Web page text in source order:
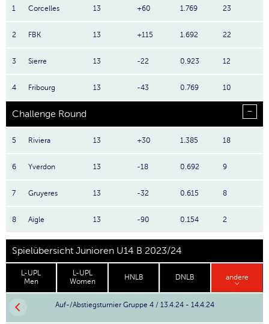
1 Corcelles 13 +60 1.769 23
2 FBK 13 +115 1.692 22
3 Sierre 13 -22 0.923 12
4 Fribourg 13 -43 0.769 10
Challenge Round
5 Riviera 13 +30 1.385 18
6 Yverdon 13 -18 0.692 9
7 Gruyeres 13 -32 0.615 8
8 Aigle 13 -90 0.154 2
Spielübersicht Junioren U14 B 2023/24
L-UPL
Men
L-UPL
Women
HNLB DNLB andere
Auf-/Abstiegsturnier Gruppe 4 / 13.4.24 - 14.4.24